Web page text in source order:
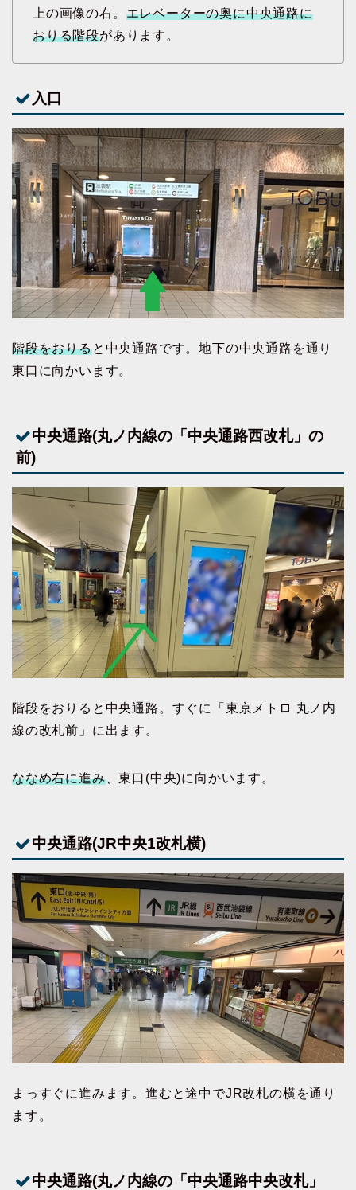
上の画像の右。 エレベーターの奥に中央通路に
おりる階段があります。
入口
階段をおりると中央通路です。地下の中央通路を通り
東口に向かいます。
中央通路(丸ノ内線の「中央通路西改札」の
前)
階段をおりると中央通路。すぐに「東京メトロ 丸ノ内
線の改札前」に出ます。
ななめ右に進み、東口(中央)に向かいます。
中央通路(JR中央1改札横)
まっすぐに進みます。進むと途中でJR改札の横を通り
ます。
中央通路(丸ノ内線の「中央通路中央改札」